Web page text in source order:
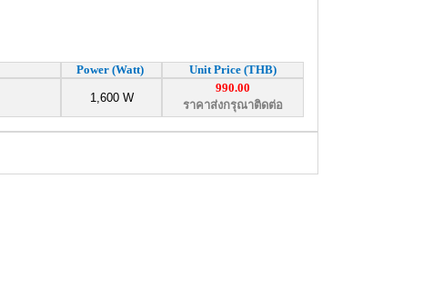
Power (Watt) Unit Price (THB)
1,600 W
990.00
ราคาส่งกรุณาติดต่อ